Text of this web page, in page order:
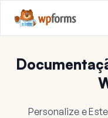
Personalize e